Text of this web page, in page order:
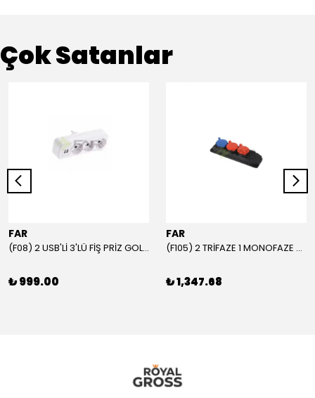
Çok Satanlar
FAR
(F08) 2 USB'Lİ 3'LÜ FİŞ PRİZ GOLYAT
₺ 999.00
FAR
(F105) 2 TRİFAZE 1 MONOFAZE GRUP PRİZ
₺ 1,347.68